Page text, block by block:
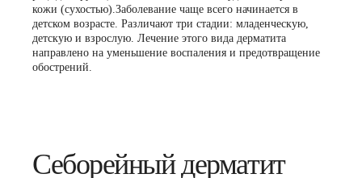
кожи (сухостью).Заболевание чаще всего начинается в
детском возрасте. Различают три стадии: младенческую,
детскую и взрослую. Лечение этого вида дерматита
направлено на уменьшение воспаления и предотвращение
обострений.
Себорейный дерматит